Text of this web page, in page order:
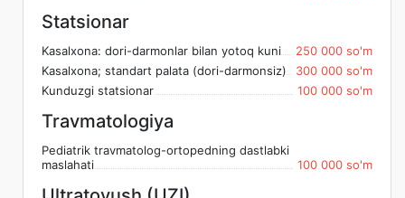
Statsionar
Kasalxona: dori-darmonlar bilan yotoq kuni
250 000 so'm
Kasalxona; standart palata (dori-darmonsiz)
300 000 so'm
Kunduzgi statsionar
100 000 so'm
Travmatologiya
Pediatrik travmatolog-ortopedning dastlabki
maslahati
100 000 so'm